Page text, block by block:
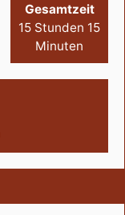
Gesamtzeit
15 Stunden 15
Minuten